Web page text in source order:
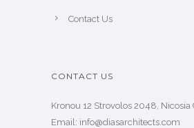
Contact Us
CONTACT US
Kronou 12 Strovolos 2048, Nicosia
​Email: info@diasarchitects.com